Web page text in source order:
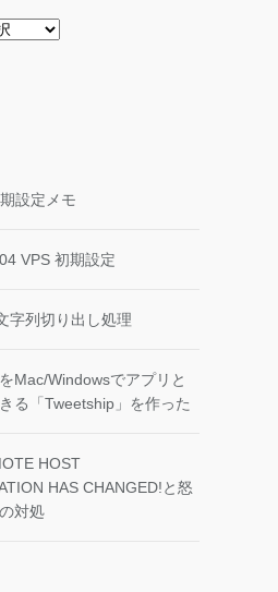
設定メモ
VPS 初期設定
字列切り出し処理
Mac/Windowsでアプリと
る「Tweetship」を作った
HOST
HAS CHANGED!と怒
対処